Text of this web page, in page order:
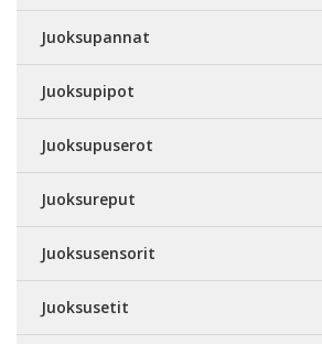
Juoksupannat
Juoksupipot
Juoksupuserot
Juoksureput
Juoksusensorit
Juoksusetit